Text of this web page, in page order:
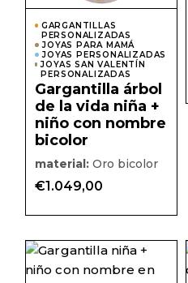
la
GARGANTILLAS
PERSONALIZADAS
JOYAS PARA MAMÁ
JOYAS PERSONALIZADAS
JOYAS SAN VALENTÍN
PERSONALIZADAS
Gargantilla árbol
de la vida niña +
niño con nombre
bicolor
material: Oro bicolor
€1.049,00